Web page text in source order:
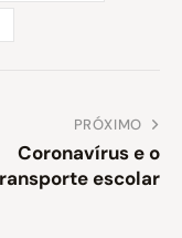
PRÓXIMO
Coronavírus e o
escolar